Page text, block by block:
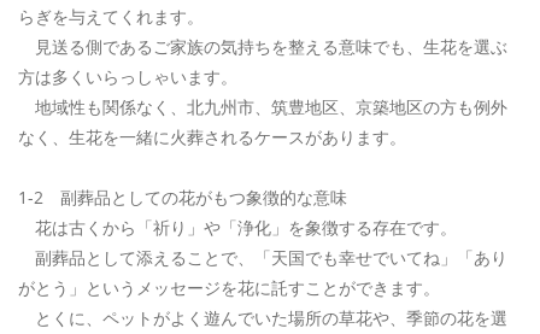
らぎを与えてくれます。
見送る側であるご家族の気持ちを整える意味でも、生花を選ぶ
方は多くいらっしゃいます。
地域性も関係なく、北九州市、筑豊地区、京築地区の方も例外
なく、生花を一緒に火葬されるケースがあります。
1-2 副葬品としての花がもつ象徴的な意味
花は古くから「祈り」や「浄化」を象徴する存在です。
副葬品として添えることで、「天国でも幸せでいてね」「あり
がとう」というメッセージを花に託すことができます。
とくに、ペットがよく遊んでいた場所の草花や、季節の花を選